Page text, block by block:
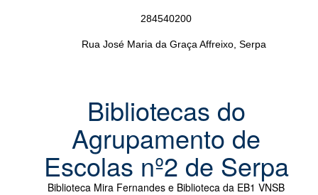
284540200
Rua José Maria da Graça Affreixo, Serpa
Bibliotecas do
Agrupamento de
Escolas nº2 de Serpa
Biblioteca Mira Fernandes e Biblioteca da EB1 VNSB